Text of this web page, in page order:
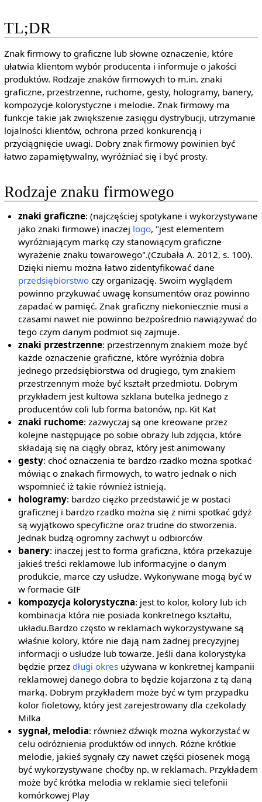
TL;DR
Znak firmowy to graficzne lub słowne oznaczenie, które
ułatwia klientom wybór producenta i informuje o jakości
produktów. Rodzaje znaków firmowych to m.in. znaki
graficzne, przestrzenne, ruchome, gesty, hologramy, banery,
kompozycje kolorystyczne i melodie. Znak firmowy ma
funkcje takie jak zwiększenie zasięgu dystrybucji, utrzymanie
lojalności klientów, ochrona przed konkurencją i
przyciągnięcie uwagi. Dobry znak firmowy powinien być
łatwo zapamiętywalny, wyróżniać się i być prosty.
Rodzaje znaku firmowego
znaki graficzne: (najczęściej spotykane i wykorzystywane
jako znaki firmowe) inaczej logo, "jest elementem
wyróżniającym markę czy stanowiącym graficzne
wyrażenie znaku towarowego".(Czubała A. 2012, s. 100).
Dzięki niemu można łatwo zidentyfikować dane
przedsiębiorstwo czy organizację. Swoim wyglądem
powinno przykuwać uwagę konsumentów oraz powinno
zapadać w pamięć. Znak graficzny niekoniecznie musi a
czasami nawet nie powinno bezpośrednio nawiązywać do
tego czym danym podmiot się zajmuje.
znaki przestrzenne: przestrzennym znakiem może być
każde oznaczenie graficzne, które wyróżnia dobra
jednego przedsiębiorstwa od drugiego, tym znakiem
przestrzennym może być kształt przedmiotu. Dobrym
przykładem jest kultowa szklana butelka jednego z
producentów coli lub forma batonów, np. Kit Kat
znaki ruchome: zazwyczaj są one kreowane przez
kolejne następujące po sobie obrazy lub zdjęcia, które
składają się na ciągły obraz, który jest animowany
gesty: choć oznaczenia te bardzo rzadko można spotkać
mówiąc o znakach firmowych, to watro jednak o nich
wspomnieć iż takie również istnieją.
hologramy: bardzo ciężko przedstawić je w postaci
graficznej i bardzo rzadko można się z nimi spotkać gdyż
są wyjątkowo specyficzne oraz trudne do stworzenia.
Jednak budzą ogromny zachwyt u odbiorców
banery: inaczej jest to forma graficzna, która przekazuje
jakieś treści reklamowe lub informacyjne o danym
produkcie, marce czy usłudze. Wykonywane mogą być w
w formacie GIF
kompozycja kolorystyczna: jest to kolor, kolory lub ich
kombinacja która nie posiada konkretnego kształtu,
układu.Bardzo często w reklamach wykorzystywane są
właśnie kolory, które nie dają nam żadnej precyzyjnej
informacji o usłudze lub towarze. Jeśli dana kolorystyka
będzie przez długi okres używana w konkretnej kampanii
reklamowej danego dobra to będzie kojarzona z tą daną
marką. Dobrym przykładem może być w tym przypadku
kolor fioletowy, który jest zarejestrowany dla czekolady
Milka
sygnał, melodia: również dźwięk można wykorzystać w
celu odróżnienia produktów od innych. Różne krótkie
melodie, jakieś sygnały czy nawet części piosenek mogą
być wykorzystywane choćby np. w reklamach. Przykładem
może być krótka melodia w reklamie sieci telefonii
komórkowej Play